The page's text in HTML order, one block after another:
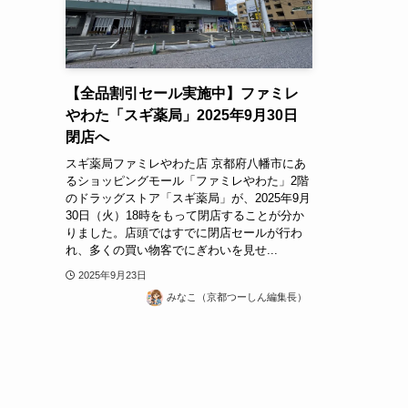
【全品割引セール実施中】ファミレ
やわた「スギ薬局」2025年9月30日
閉店へ
スギ薬局ファミレやわた店 京都府八幡市にあ
るショッピングモール「ファミレやわた」2階
のドラッグストア「スギ薬局」が、2025年9月
30日（火）18時をもって閉店することが分か
りました。店頭ではすでに閉店セールが行わ
れ、多くの買い物客でにぎわいを見せ...
2025年9月23日
みなこ（京都つーしん編集長）